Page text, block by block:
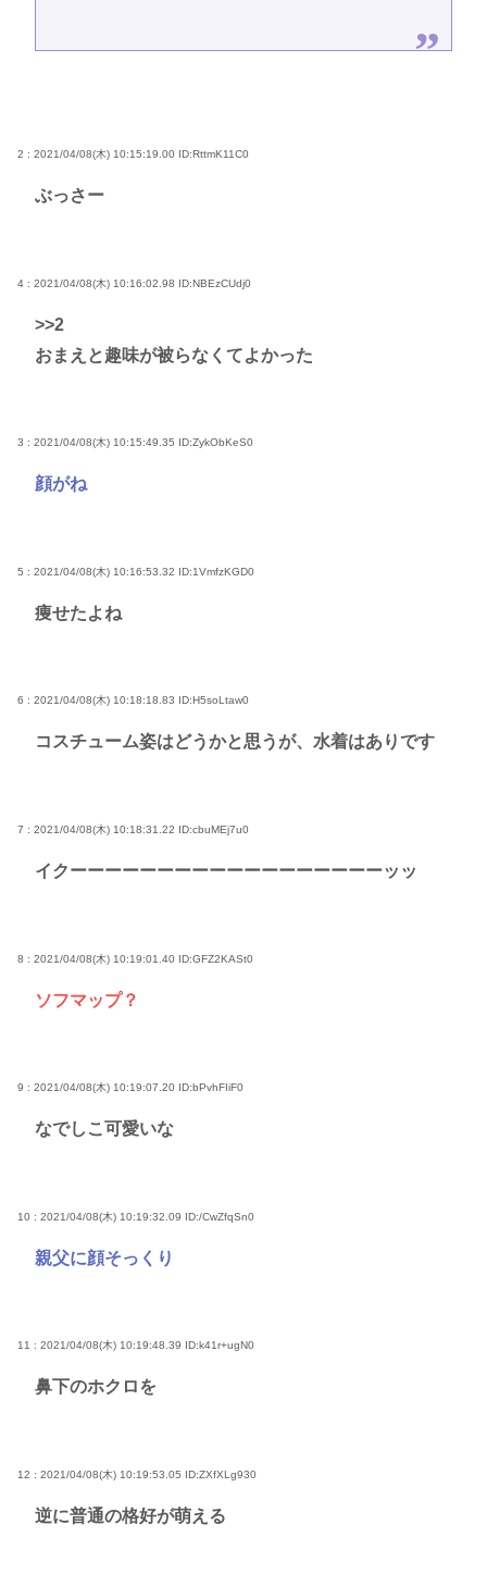
2 : 2021/04/08(木) 10:15:19.00 ID:RttmK11C0
ぶっさー
4 : 2021/04/08(木) 10:16:02.98 ID:NBEzCUdj0
>>2
おまえと趣味が被らなくてよかった
3 : 2021/04/08(木) 10:15:49.35 ID:ZykObKeS0
顔がね
5 : 2021/04/08(木) 10:16:53.32 ID:1VmfzKGD0
痩せたよね
6 : 2021/04/08(木) 10:18:18.83 ID:H5soLtaw0
コスチューム姿はどうかと思うが、水着はありです
7 : 2021/04/08(木) 10:18:31.22 ID:cbuMEj7u0
イクーーーーーーーーーーーーーーーーーーッッ
8 : 2021/04/08(木) 10:19:01.40 ID:GFZ2KASt0
ソフマップ？
9 : 2021/04/08(木) 10:19:07.20 ID:bPvhFIiF0
なでしこ可愛いな
10 : 2021/04/08(木) 10:19:32.09 ID:/CwZfqSn0
親父に顔そっくり
11 : 2021/04/08(木) 10:19:48.39 ID:k41r+ugN0
鼻下のホクロを
12 : 2021/04/08(木) 10:19:53.05 ID:ZXfXLg930
逆に普通の格好が萌える